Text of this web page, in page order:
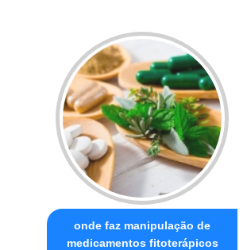
onde faz manipulação de
medicamentos fitoterápicos